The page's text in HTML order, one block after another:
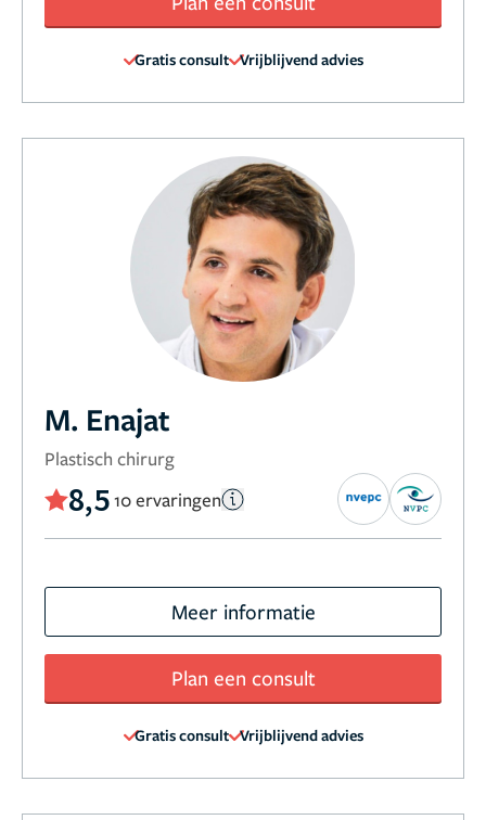
Gratis consult Vrijblijvend advies
M. Enajat
Plastisch chirurg
8,510 ervaringen
Meer informatie
Plan een consult
Gratis consult Vrijblijvend advies